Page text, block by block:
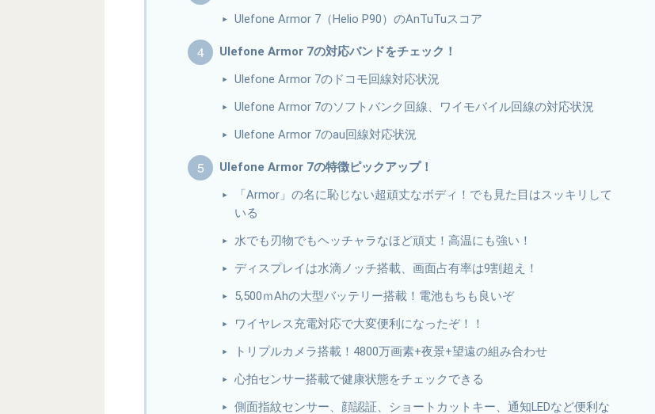
Ulefone Armor 7（Helio P90）のAnTuTuスコア
Ulefone Armor 7の対応バンドをチェック！
Ulefone Armor 7のドコモ回線対応状況
Ulefone Armor 7のソフトバンク回線、ワイモバイル回線の対応状況
Ulefone Armor 7のau回線対応状況
Ulefone Armor 7の特徴ピックアップ！
「Armor」の名に恥じない超頑丈なボディ！でも見た目はスッキリして
いる
水でも刃物でもヘッチャラなほど頑丈！高温にも強い！
ディスプレイは水滴ノッチ搭載、画面占有率は9割超え！
5,500ｍAhの大型バッテリー搭載！電池もちも良いぞ
ワイヤレス充電対応で大変便利になったぞ！！
トリプルカメラ搭載！4800万画素+夜景+望遠の組み合わせ
心拍センサー搭載で健康状態をチェックできる
側面指紋センサー、顔認証、ショートカットキー、通知LEDなど便利な